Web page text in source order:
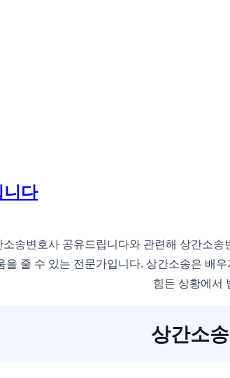
니다
소송변호사 공유드립니다와 관련해 상간소
을 줄 수 있는 전문가입니다. 상간소송은 배
힘든 상황에서
상간소